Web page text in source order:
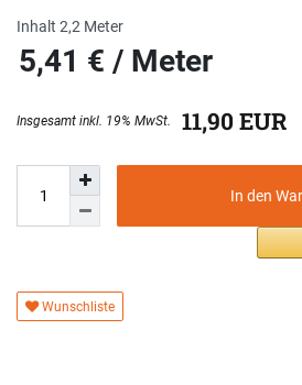
11,90 EUR
Inhalt 2,2 Meter
5,41 € / Meter
In den
Wunschliste